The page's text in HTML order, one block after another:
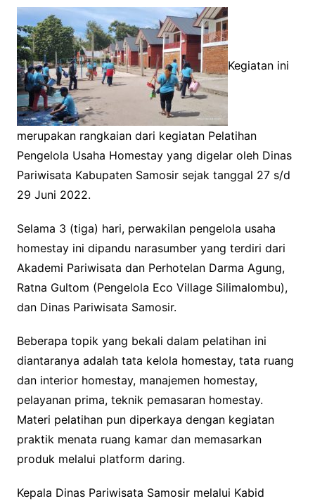
Kegiatan ini
merupakan rangkaian dari kegiatan Pelatihan
Pengelola Usaha Homestay yang digelar oleh Dinas
Pariwisata Kabupaten Samosir sejak tanggal 27 s/d
29 Juni 2022.
Selama 3 (tiga) hari, perwakilan pengelola usaha
homestay ini dipandu narasumber yang terdiri dari
Akademi Pariwisata dan Perhotelan Darma Agung,
Ratna Gultom (Pengelola Eco Village Silimalombu),
dan Dinas Pariwisata Samosir.
Beberapa topik yang bekali dalam pelatihan ini
diantaranya adalah tata kelola homestay, tata ruang
dan interior homestay, manajemen homestay,
pelayanan prima, teknik pemasaran homestay.
Materi pelatihan pun diperkaya dengan kegiatan
praktik menata ruang kamar dan memasarkan
produk melalui platform daring.
Kepala Dinas Pariwisata Samosir melalui Kabid